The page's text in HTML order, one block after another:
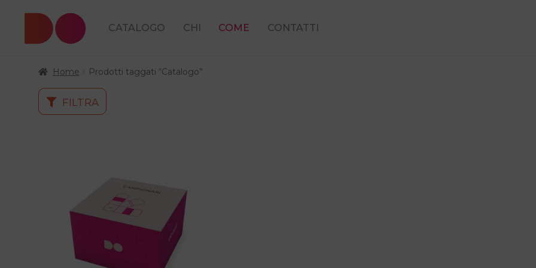
CATALOGO CHI COME CONTATTI
Home Prodotti taggati “Catalogo”
FILTRA
varianti.
opzioni
possono
essere